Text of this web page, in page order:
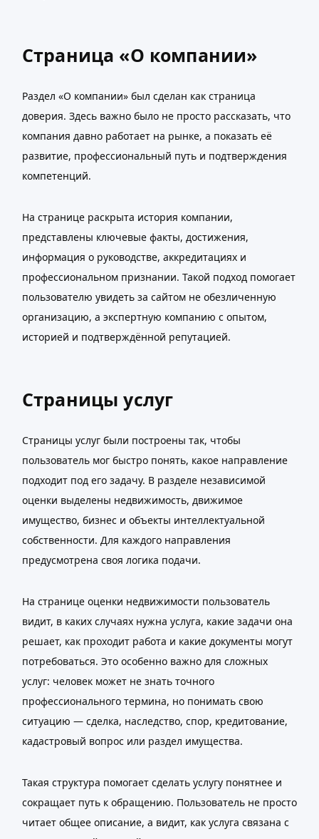
Страница «О компании»
Раздел «О компании» был сделан как страница
доверия. Здесь важно было не просто рассказать, что
компания давно работает на рынке, а показать её
развитие, профессиональный путь и подтверждения
компетенций.
На странице раскрыта история компании,
представлены ключевые факты, достижения,
информация о руководстве, аккредитациях и
профессиональном признании. Такой подход помогает
пользователю увидеть за сайтом не обезличенную
организацию, а экспертную компанию с опытом,
историей и подтверждённой репутацией.
Страницы услуг
Страницы услуг были построены так, чтобы
пользователь мог быстро понять, какое направление
подходит под его задачу. В разделе независимой
оценки выделены недвижимость, движимое
имущество, бизнес и объекты интеллектуальной
собственности. Для каждого направления
предусмотрена своя логика подачи.
На странице оценки недвижимости пользователь
видит, в каких случаях нужна услуга, какие задачи она
решает, как проходит работа и какие документы могут
потребоваться. Это особенно важно для сложных
услуг: человек может не знать точного
профессионального термина, но понимать свою
ситуацию — сделка, наследство, спор, кредитование,
кадастровый вопрос или раздел имущества.
Такая структура помогает сделать услугу понятнее и
сокращает путь к обращению. Пользователь не просто
читает общее описание, а видит, как услуга связана с